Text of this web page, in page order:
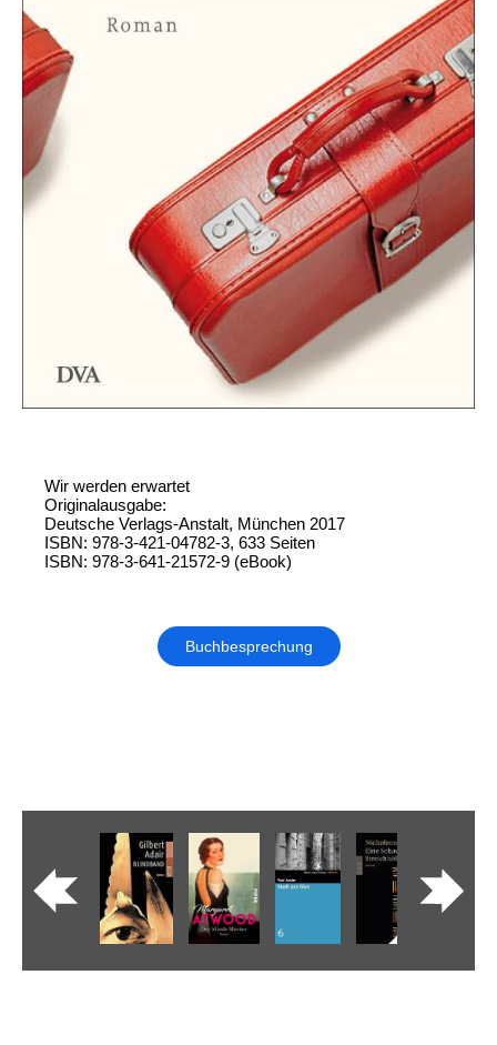
Wir werden erwartet
Originalausgabe:
Deutsche Verlags-Anstalt, München 2017
ISBN: 978-3-421-04782-3, 633 Seiten
ISBN: 978-3-641-21572-9 (eBook)
Buchbesprechung